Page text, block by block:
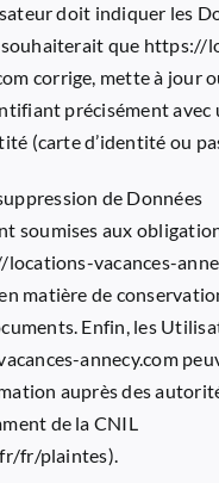
doit indiquer les
que https://
corrige, mette à jour
précisément avec
(carte d’identité ou
de Données
soumises aux
vacances-
matière de
Enfin, les
annecy.com
auprès des
de la CNIL
fr/plaintes).